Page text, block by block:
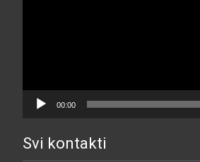
00:00
Svi kontakti